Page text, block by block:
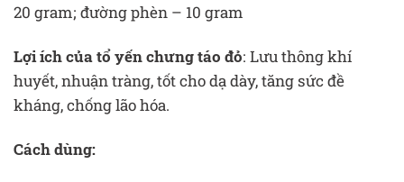
20 gram; đường phèn – 10 gram
Lợi ích của tổ yến chưng táo đỏ: Lưu thông khí
huyết, nhuận tràng, tốt cho dạ dày, tăng sức đề
kháng, chống lão hóa.
Cách dùng: